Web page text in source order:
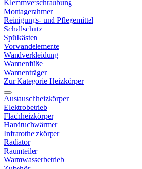
Klemmverschraubung
Montagerahmen
Reinigungs- und Pflegemittel
Schallschutz
Spülkästen
Vorwandelemente
Wandverkleidung
Wannenfüße
Wannenträger
Zur Kategorie Heizkörper
Austauschheizkörper
Elektrobetrieb
Flachheizkörper
Handtuchwärmer
Infrarotheizkörper
Radiator
Raumteiler
Warmwasserbetrieb